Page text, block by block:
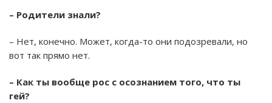
– Родители знали?
– Нет, конечно. Может, когда-то они подозревали, но
вот так прямо нет.
– Как ты вообще рос с осознанием того, что ты
гей?